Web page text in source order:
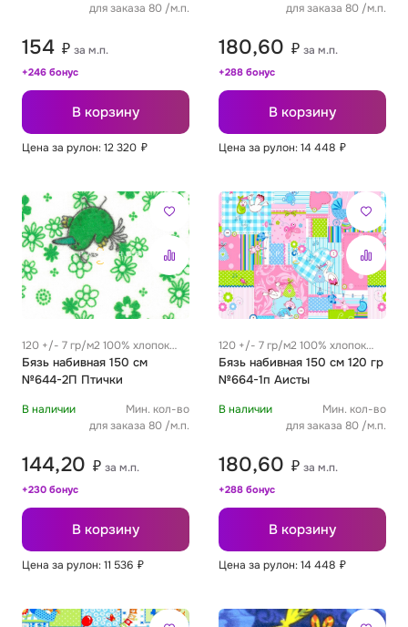
для заказа 80 /м.п.
154 ₽ за м.п.
+246 бонус
В корзину
Цена за рулон: 12 320 ₽
для заказа 80 /м.п.
180,60 ₽ за м.п.
+288 бонус
В корзину
Цена за рулон: 14 448 ₽
120 +/- 7 гр/м2 100% хлопок
0.32 м
Бязь набивная 150 см
№644-2П Птички
В наличии
Мин. кол-во
для заказа 80 /м.п.
144,20 ₽ за м.п.
+230 бонус
В корзину
Цена за рулон: 11 536 ₽
120 +/- 7 гр/м2 100% хлопок
0.32 м
Бязь набивная 150 см 120 гр
№664-1п Аисты
В наличии
Мин. кол-во
для заказа 80 /м.п.
180,60 ₽ за м.п.
+288 бонус
В корзину
Цена за рулон: 14 448 ₽